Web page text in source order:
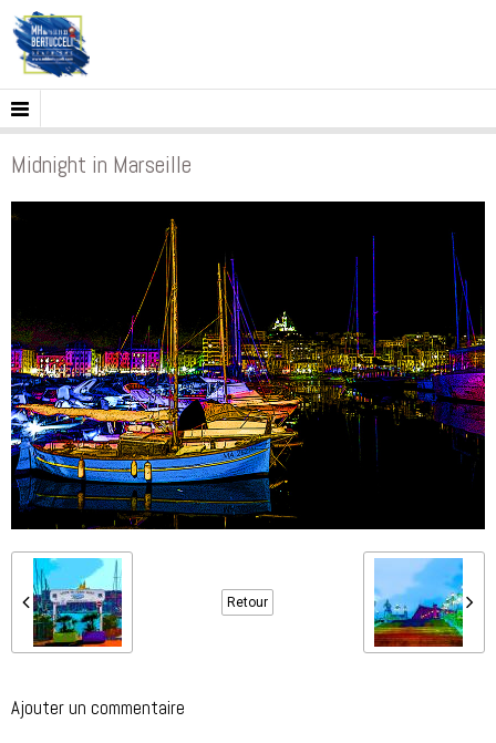
Midnight in Marseille
Retour
Ajouter un commentaire